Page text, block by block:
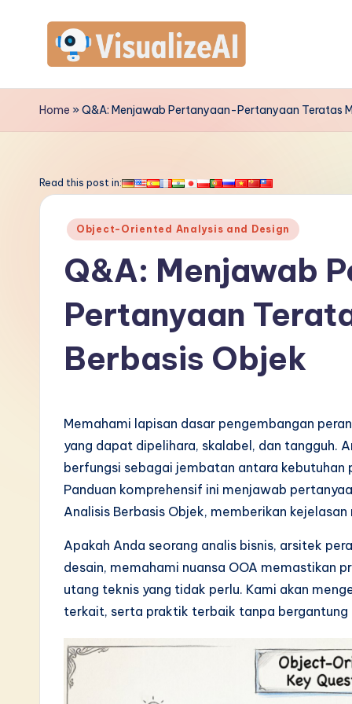
contentV
is
a
si
Home »Q&A: Menjawab Pertanyaan-Pertanyaan Teratas
Read this post in:
Posted
Object-Oriented Analysis and Design
Q&A: Menjawab
Pertanyaan
Berbasis Objek
Memahami lapisan dasar pengembangan
yang dapat dipelihara, skalabel, dan tangguh.
berfungsi sebagai jembatan antara kebutuhan
Panduan komprehensif ini menjawab
Analisis Berbasis Objek, memberikan
Apakah Anda seorang analis bisnis, arsitek
desain, memahami nuansa OOA memastikan
utang teknis yang tidak perlu. Kami akan
terkait, serta praktik terbaik tanpa